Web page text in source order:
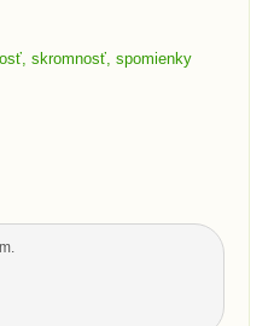
skromnosť, spomienky